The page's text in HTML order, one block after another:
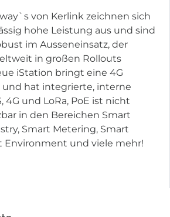
von Kerlink zeichnen sich
hohe Leistung aus und sind
im Ausseneinsatz, der
in großen Rollouts
iStation bringt eine 4G
hat integrierte, interne
4G und LoRa, PoE ist nicht
in den Bereichen Smart
Smart Metering, Smart
Environment und viele mehr!